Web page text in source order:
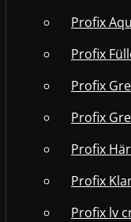
Profix
Profix
Profix
Profix
Profix
Profix
Profix lv